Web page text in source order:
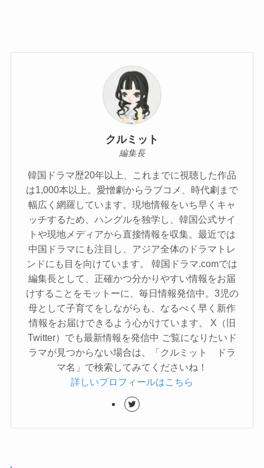
クルミット
編集長
韓国ドラマ歴20年以上、これまでに視聴した作品
は1,000本以上。愛憎劇からラブコメ、時代劇まで
幅広く網羅しています。現地情報をいち早くキャ
ッチするため、ハングルを独学し、韓国公式サイ
トや現地メディアから直接情報を収集。最近では
中国ドラマにも注目し、アジア全体のドラマトレ
ンドにも目を向けています。 韓国ドラマ.comでは
編集長として、正確かつ分かりやすい情報をお届
けすることをモットーに、毎日情報発信中。3児の
母として子育てをしながらも、なるべく早く新作
情報をお届けできるよう心がけています。 X（旧
Twitter）でも最新情報を発信中 ご覧になりたいド
ラマが見つからない場合は、「クルミット ドラ
マ名」で検索してみてくださいね！
詳しいプロフィールはこちら